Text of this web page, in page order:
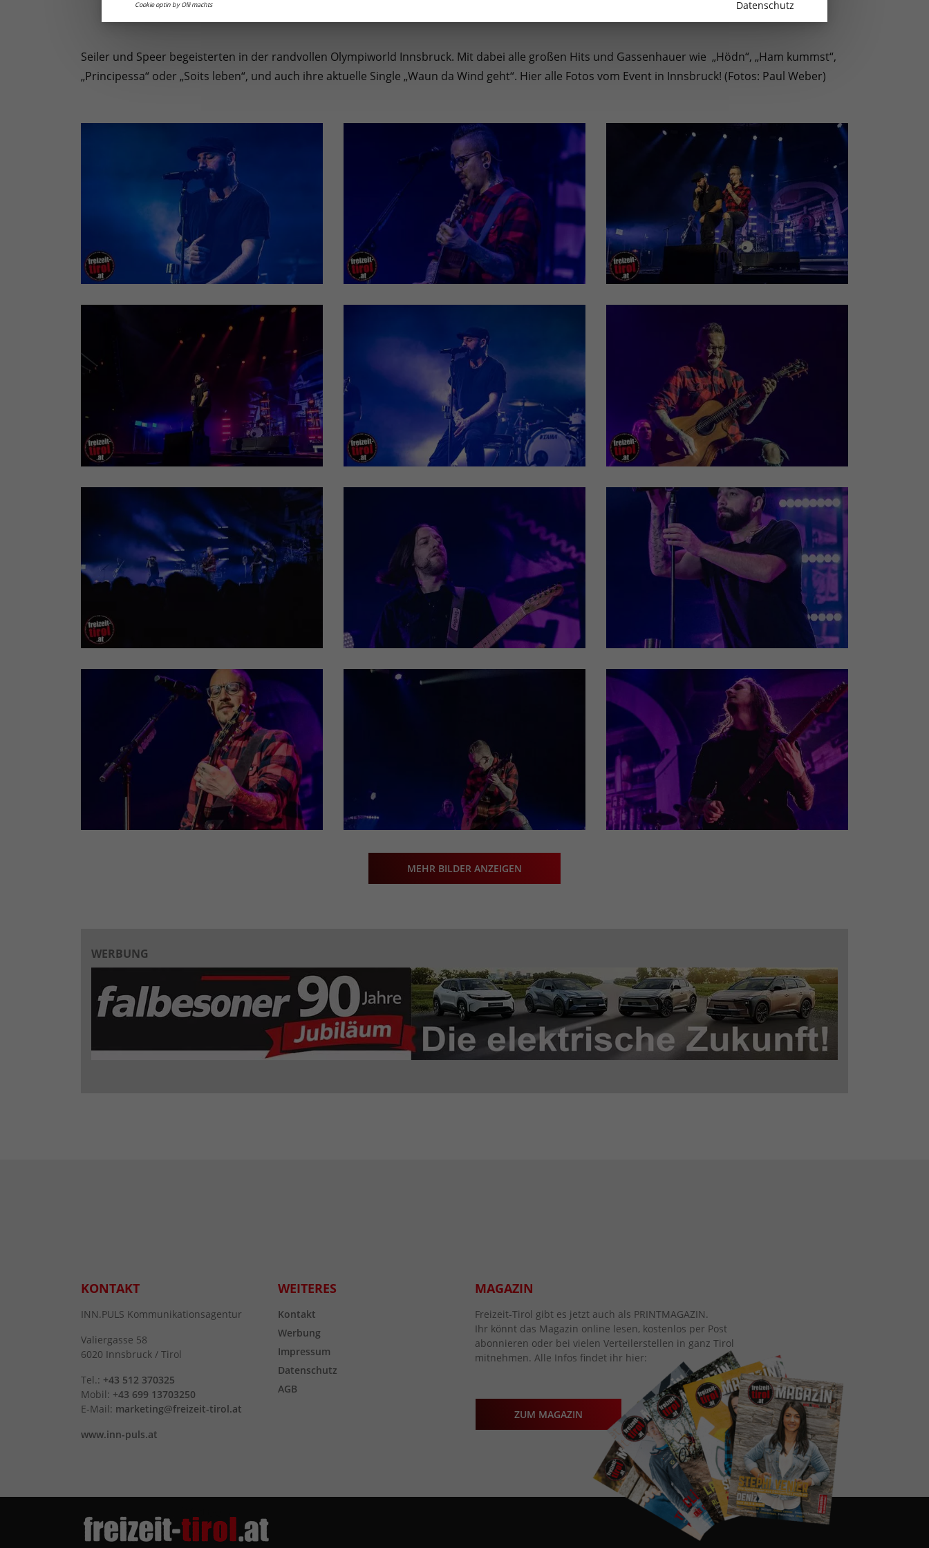
Seiler und Speer begeisterten in der randvollen Olympiworld Innsbruck. Mit dabei alle großen Hits und Gassenhauer wie „Hödn“, „Ham kummst“,
„Principessa“ oder „Soits leben“, und auch ihre aktuelle Single „Waun da Wind geht“. Hier alle Fotos vom Event in Innsbruck! (Fotos: Paul Weber)
MEHR BILDER ANZEIGEN
WERBUNG
KONTAKT
INN.PULS Kommunikationsagentur
Valiergasse 58
6020 Innsbruck / Tirol
Tel.: +43 512 370325
Mobil: +43 699 13703250
E-Mail: marketing@freizeit-tirol.at
www.inn-puls.at
WEITERES
Kontakt
Werbung
Impressum
Datenschutz
AGB
MAGAZIN
Freizeit-Tirol gibt es jetzt auch als PRINTMAGAZIN.
Ihr könnt das Magazin online lesen, kostenlos per Post
abonnieren oder bei vielen Verteilerstellen in ganz Tirol
mitnehmen. Alle Infos findet ihr hier:
ZUM MAGAZIN
Cookie optin by Olli machts Datenschutz